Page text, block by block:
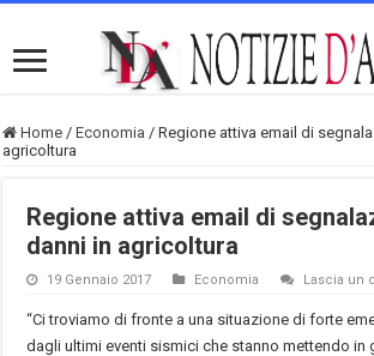
Home / Economia / Regione attiva email di
agricoltura
Regione attiva email di
danni in agricoltura
19 Gennaio 2017 Economia Lascia un
“Ci troviamo di fronte a una situazione di forte
dagli ultimi eventi sismici che stanno mettendo in